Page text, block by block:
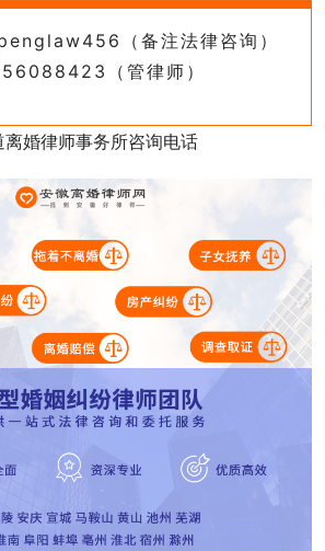
（备注法律咨询）
（管律师）
婚律师事务所咨询电话